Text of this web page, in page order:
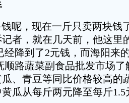
呢，现在一斤只卖两块钱
者，就在几天前，他这里
经降到了2元钱，而海阳来
顺路蔬菜副食品批发市场
、青豆等同比价格较高的
瓜从每斤两元降至每斤1.5